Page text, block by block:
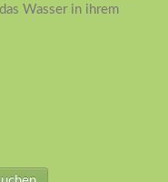
Wasser in ihrem